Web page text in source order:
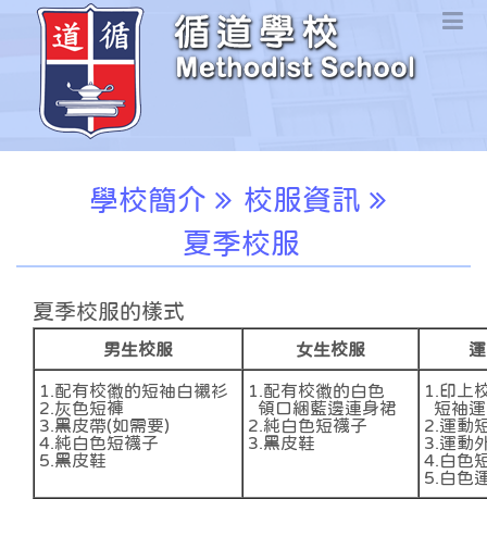
學校簡介
校服資訊
夏季校服
夏季校服的樣式
男生校服 女生校服
1.配有校徽的短袖白襯衫
2.灰色短褲
3.黑皮帶(如需要)
4.純白色短襪子
5.黑皮鞋
1.配有校徽的白色
領口綑藍邊連身裙
2.純白色短襪子
3.黑皮鞋
1.印上
短袖運
2.運動
3.運動
4.白色
5.白色